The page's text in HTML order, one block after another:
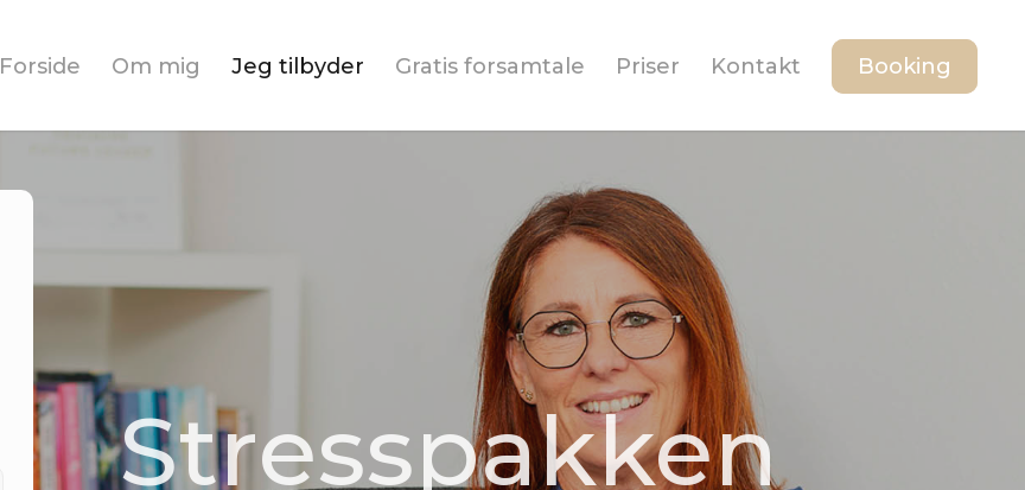
Forside Om mig Jeg tilbyder Gratis forsamtale Priser Kontakt Booking
Stresspakken